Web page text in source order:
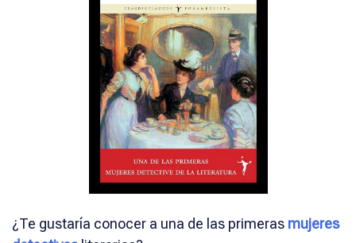
¿Te gustaría conocer a una de las primeras mujeres